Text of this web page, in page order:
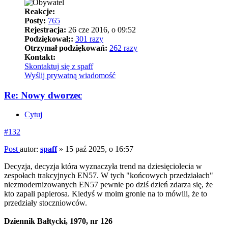
Reakcje:
Posty: 765
Rejestracja: 26 cze 2016, o 09:52
Podziękował;: 301 razy
Otrzymał podziękowań: 262 razy
Kontakt:
Skontaktuj się z spaff
Wyślij prywatną wiadomość
Re: Nowy dworzec
Cytuj
#132
Post autor: spaff» 15 paź 2025, o 16:57
Decyzja, decyzja która wyznaczyła trend na dziesięciolecia w
zespołach trakcyjnych EN57. W tych "końcowych przedziałach"
niezmodernizowanych EN57 pewnie po dziś dzień zdarza się, że
kto zapali papierosa. Kiedyś w moim gronie na to mówili, że to
przedziały stoczniowców.
Dziennik Bałtycki, 1970, nr 126